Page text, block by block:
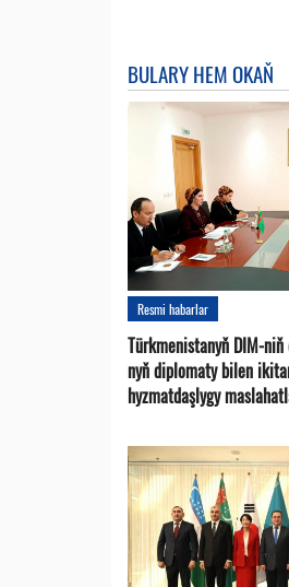
BULARY HEM OKAŇ
Resmi habarlar
Türkmenistanyň DIM-niň
nyň diplomaty bilen
hyzmatdaşlygy